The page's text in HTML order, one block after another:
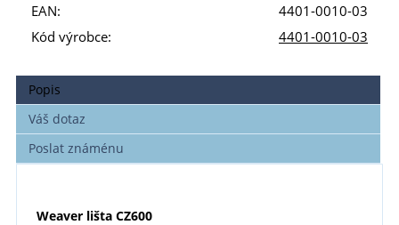
EAN:
4401-0010-03
Kód výrobce:
4401-0010-03
Popis
Váš dotaz
Poslat známénu
Weaver lišta CZ600